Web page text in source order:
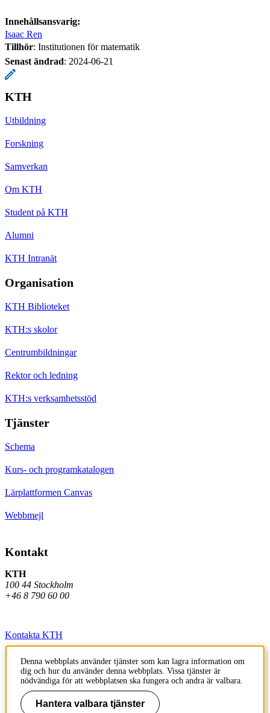
Innehållsansvarig:
Isaac Ren
Tillhör: Institutionen för matematik
Senast ändrad: 2024-06-21
KTH
Utbildning
Forskning
Samverkan
Om KTH
Student på KTH
Alumni
KTH Intranät
Organisation
KTH Biblioteket
KTH:s skolor
Centrumbildningar
Rektor och ledning
KTH:s verksamhetsstöd
Tjänster
Schema
Kurs- och programkatalogen
Lärplattformen Canvas
Webbmejl
Kontakt
KTH
100 44 Stockholm
+46 8 790 60 00
Kontakta KTH
Jobba på KTH
Press och media
Faktura och betalning KTH
Denna webbplats använder tjänster som kan lagra information om
dig och hur du använder denna webbplats. Vissa tjänster är
nödvändiga för att webbplatsen ska fungera och andra är valbara.
Hantera valbara tjänster